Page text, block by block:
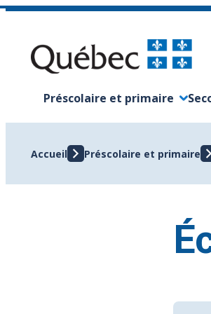
Aller
contenu
Préscolaire et primaire
Ouvrir/Fermer le sous-menu
Accueil Préscolaire et primaire